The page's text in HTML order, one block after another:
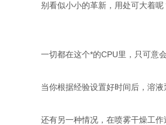
别看似小小的革新，用处可大着呢
一切都在这个*的CPU里，只可意
当你根据经验设置好时间后，溶
还有另一种情况，在喷雾干燥工